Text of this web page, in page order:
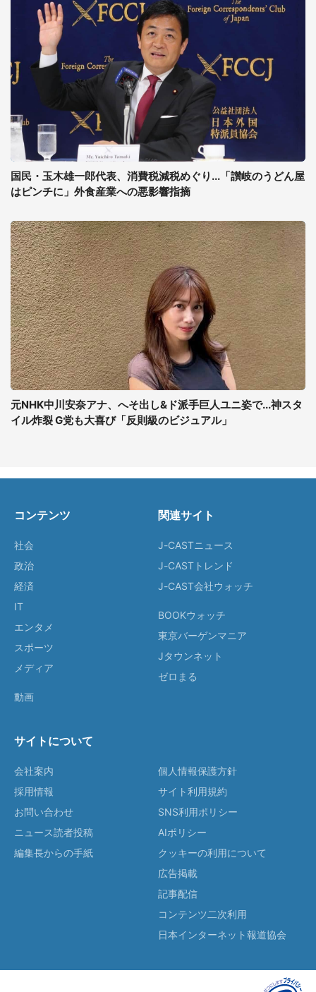
国民・玉木雄一郎代表、消費税減税めぐり...「讃岐のうどん屋
はピンチに」外食産業への悪影響指摘
元NHK中川安奈アナ、へそ出し&ド派手巨人ユニ姿で...神スタ
イル炸裂 G党も大喜び「反則級のビジュアル」
コンテンツ
社会
政治
経済
IT
エンタメ
スポーツ
メディア
動画
関連サイト
J-CASTニュース
J-CASTトレンド
J-CAST会社ウォッチ
BOOKウォッチ
東京バーゲンマニア
Jタウンネット
ゼロまる
サイトについて
会社案内
採用情報
お問い合わせ
ニュース読者投稿
編集長からの手紙
個人情報保護方針
サイト利用規約
SNS利用ポリシー
AIポリシー
クッキーの利用について
広告掲載
記事配信
コンテンツ二次利用
日本インターネット報道協会